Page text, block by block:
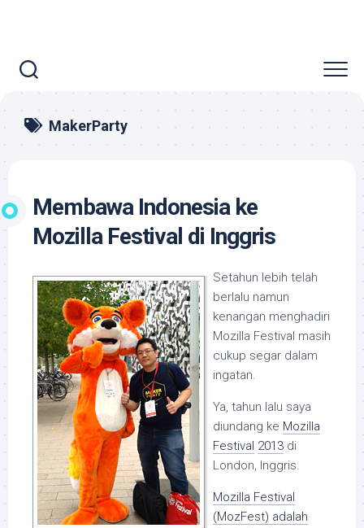
MakerParty
Membawa Indonesia ke
Mozilla Festival di Inggris
Setahun lebih telah
berlalu namun
kenangan menghadiri
Mozilla Festival masih
cukup segar dalam
ingatan.
Ya, tahun lalu saya
diundang ke Mozilla
Festival 2013 di
London, Inggris.
Mozilla Festival
(MozFest) adalah